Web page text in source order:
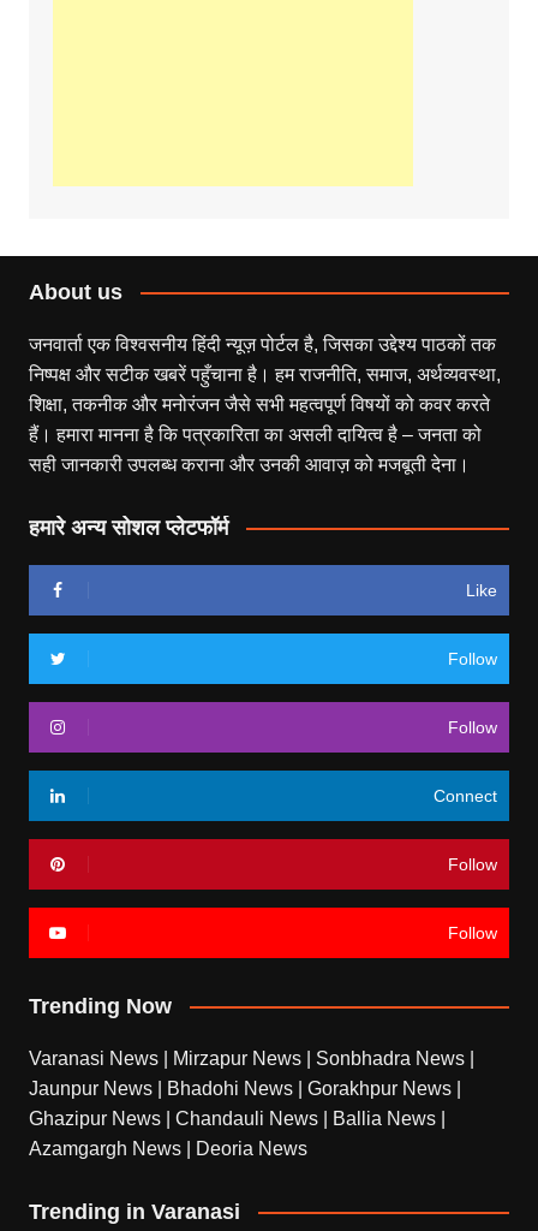
About us
जनवार्ता एक विश्वसनीय हिंदी न्यूज़ पोर्टल है, जिसका उद्देश्य पाठकों तक
निष्पक्ष और सटीक खबरें पहुँचाना है। हम राजनीति, समाज, अर्थव्यवस्था,
शिक्षा, तकनीक और मनोरंजन जैसे सभी महत्वपूर्ण विषयों को कवर करते
हैं। हमारा मानना है कि पत्रकारिता का असली दायित्व है – जनता को
सही जानकारी उपलब्ध कराना और उनकी आवाज़ को मजबूती देना।
हमारे अन्य सोशल प्लेटफॉर्म
Like
Follow
Follow
Connect
Follow
Follow
Trending Now
Varanasi News Mirzapur News Sonbhadra News
Jaunpur News
Bhadohi News Gorakhpur News
Ghazipur News
Chandauli News Ballia News
Azamgargh News
Deoria News
Trending in Varanasi